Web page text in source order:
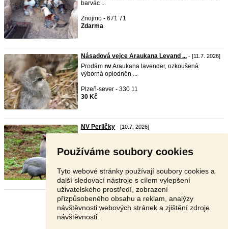
Používáme soubory cookies
Tyto webové stránky používají soubory cookies a
další sledovací nástroje s cílem vylepšení
uživatelského prostředí, zobrazení
přizpůsobeného obsahu a reklam, analýzy
návštěvnosti webových stránek a zjištění zdroje
návštěvnosti.
barvác ...
Znojmo - 671 71
Zdarma
Násadová vejce Araukana Levand ... - [11.7. 2026]
Prodám nvAraukana lavender, ozkoušená
výborná oplodněn ...
Plzeň-sever - 330 11
30 Kč
NV Perličky - [10.7. 2026]
V textu
Stránka: 1 2 Další